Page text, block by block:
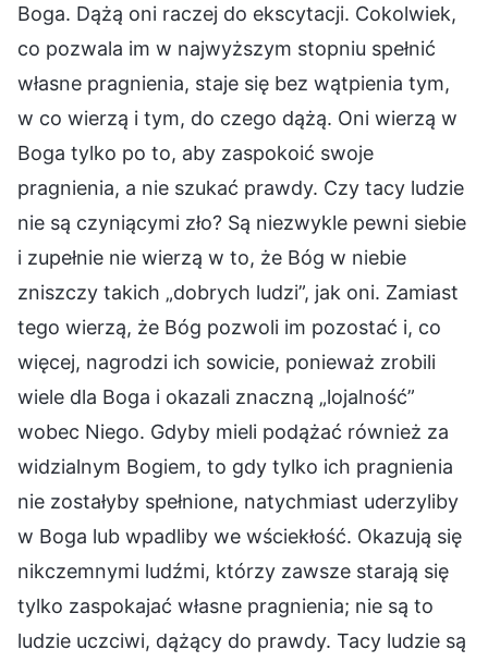
Boga. Dążą oni raczej do ekscytacji. Cokolwiek,
co pozwala im w najwyższym stopniu spełnić
własne pragnienia, staje się bez wątpienia tym,
w co wierzą i tym, do czego dążą. Oni wierzą w
Boga tylko po to, aby zaspokoić swoje
pragnienia, a nie szukać prawdy. Czy tacy ludzie
nie są czyniącymi zło? Są niezwykle pewni siebie
i zupełnie nie wierzą w to, że Bóg w niebie
zniszczy takich „dobrych ludzi”, jak oni. Zamiast
tego wierzą, że Bóg pozwoli im pozostać i, co
więcej, nagrodzi ich sowicie, ponieważ zrobili
wiele dla Boga i okazali znaczną „lojalność”
wobec Niego. Gdyby mieli podążać również za
widzialnym Bogiem, to gdy tylko ich pragnienia
nie zostałyby spełnione, natychmiast uderzyliby
w Boga lub wpadliby we wściekłość. Okazują się
nikczemnymi ludźmi, którzy zawsze starają się
tylko zaspokajać własne pragnienia; nie są to
ludzie uczciwi, dążący do prawdy. Tacy ludzie są